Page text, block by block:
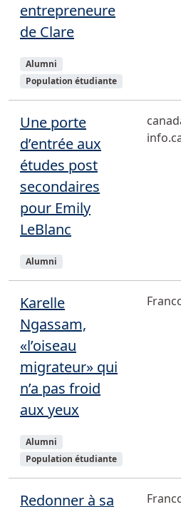
entrepreneure
de Clare
Sujets
Alumni
Population étudiante
Une porte
d’entrée aux
études post
secondaires
pour Emily
LeBlanc
Sujets
Alumni
Karelle
Ngassam,
«l’oiseau
migrateur» qui
n’a pas froid
aux yeux
Sujets
Alumni
Population étudiante
Redonner à sa